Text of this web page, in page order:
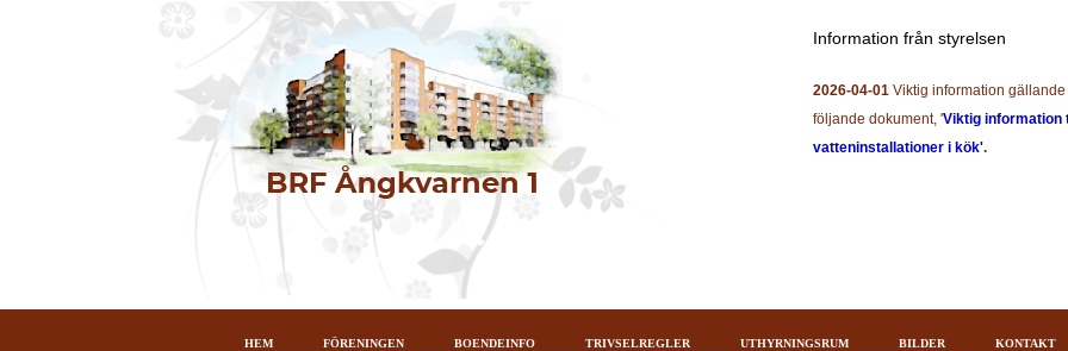
Information från styrelsen
2026-04-01 Viktig information
följande dokument, 'Viktig information
vatteninstallationer i kök'.
HEM FÖRENINGEN BOENDEINFO TRIVSELREGLER UTHYRNINGSRUM BILDER KONTAKT